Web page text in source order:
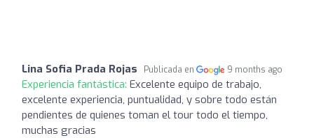
Lina Sofia Prada Rojas Publicada en 9 months ago
Experiencia fantástica: Excelente equipo de trabajo,
excelente experiencia, puntualidad, y sobre todo están
pendientes de quienes toman el tour todo el tiempo,
muchas gracias